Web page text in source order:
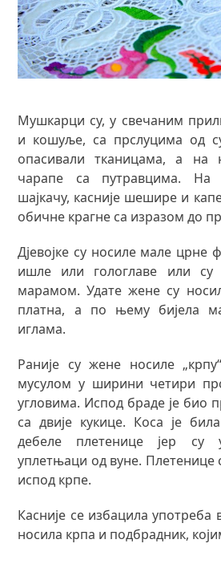
Мушкарци су, у свечаним
и кошуље, са прслуцима од
опасивали тканицама, а на
чарапе са путравцима. На
шајкачу, касније шешире и
обичне крагне са изразом до
Дјевојке су носиле мале црне
ишле или гологлаве или су
марамом. Удате жене су
платна, а по њему бијела
иглама.
Раније су жене носиле
мусулом у ширини четири
угловима. Испод браде је био
са двије кукице. Коса је
дебеле плетенице јер су
уплетњаци од вуне. Плетенице
испод крпе.
Касније се избацила употреба
носила крпа и подбрадник,